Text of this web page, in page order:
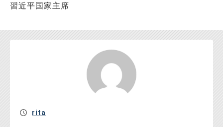
習近平国家主席
rita